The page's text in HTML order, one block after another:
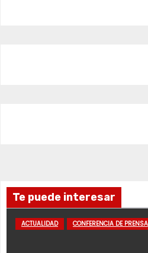
Te puede interesar
ACTUALIDAD CONFERENCIA DE PRENSA